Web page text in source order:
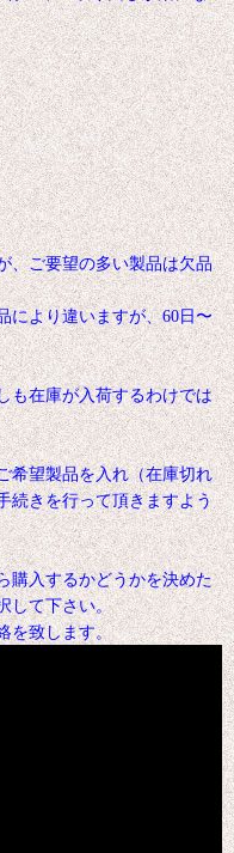
、ご要望の多い製品は欠品
により違いますが、60日〜
も在庫が入荷するわけでは
望製品を入れ（在庫切れ
続きを行って頂きますよう
ます。
購入するかどうかを決めた
して下さい。
を致します。